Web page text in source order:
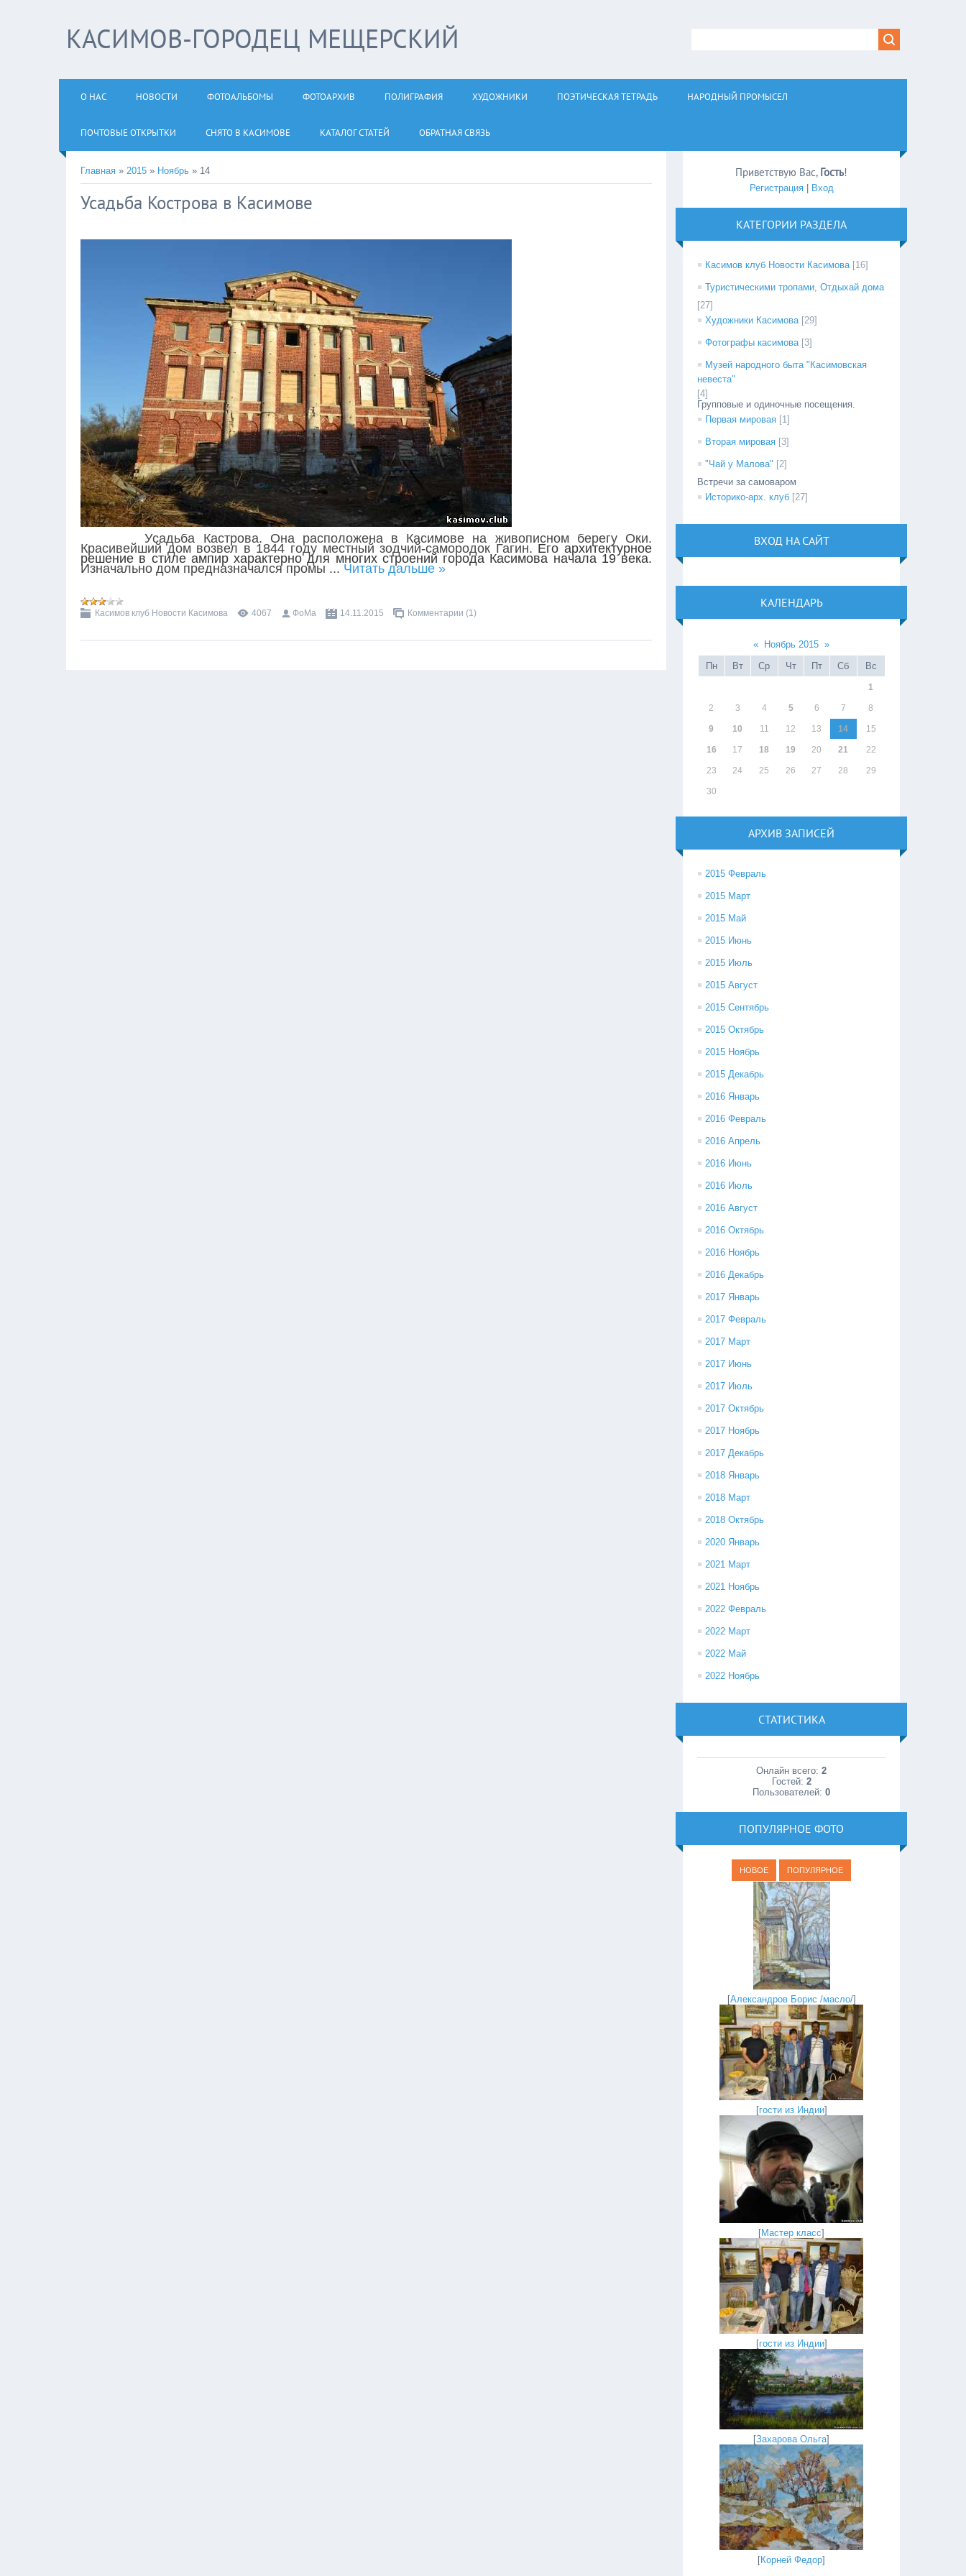
КАСИМОВ-ГОРОДЕЦ МЕЩЕРСКИЙ
О НАС НОВОСТИ ФОТОАЛЬБОМЫ ФОТОАРХИВ ПОЛИГРАФИЯ ХУДОЖНИКИ ПОЭТИЧЕСКАЯ ТЕТРАДЬ НАРОДНЫЙ ПРОМЫСЕЛ
ПОЧТОВЫЕ ОТКРЫТКИ СНЯТО В КАСИМОВЕ КАТАЛОГ СТАТЕЙ ОБРАТНАЯ СВЯЗЬ
Главная » 2015 » Ноябрь » 14
Усадьба Кострова в Касимове
Усадьба Кастрова. Она расположена в Касимове на живописном берегу Оки.
Красивейший дом возвел в 1844 году местный зодчий-самородок Гагин. Его архитектурное
решение в стиле ампир характерно для многих строений города Касимова начала 19 века.
Изначально дом предназначался промы ... Читать дальше »
Касимов клуб Новости Касимова 4067 ФоМа 14.11.2015 Комментарии (1)
Приветствую Вас, Гость!
Регистрация| Вход
КАТЕГОРИИ РАЗДЕЛА
Касимов клуб Новости Касимова [16]
Туристическими тропами, Отдыхай дома
[27]
Художники Касимова [29]
Фотографы касимова [3]
Музей народного быта "Касимовская
невеста"
[4]
Групповые и одиночные посещения.
Первая мировая [1]
Вторая мировая [3]
"Чай у Малова" [2]
Встречи за самоваром
Историко-арх. клуб [27]
ВХОД НА САЙТ
КАЛЕНДАРЬ
« Ноябрь 2015 »
Пн
Вт Ср Чт Пт Сб Вс
1
2 3 4 5 6 7 8
9 10 11 12 13 14 15
16 17 18 19 20 21 22
23 24 25 26 27 28 29
30
АРХИВ ЗАПИСЕЙ
2015 Февраль
2015 Март
2015 Май
2015 Июнь
2015 Июль
2015 Август
2015 Сентябрь
2015 Октябрь
2015 Ноябрь
2015 Декабрь
2016 Январь
2016 Февраль
2016 Апрель
2016 Июнь
2016 Июль
2016 Август
2016 Октябрь
2016 Ноябрь
2016 Декабрь
2017 Январь
2017 Февраль
2017 Март
2017 Июнь
2017 Июль
2017 Октябрь
2017 Ноябрь
2017 Декабрь
2018 Январь
2018 Март
2018 Октябрь
2020 Январь
2021 Март
2021 Ноябрь
2022 Февраль
2022 Март
2022 Май
2022 Ноябрь
СТАТИСТИКА
Онлайн всего:2
Гостей: 2
Пользователей:0
ПОПУЛЯРНОЕ ФОТО
[Александров Борис /масло/]
[гости из Индии]
[Мастер класс]
[гости из Индии]
[Захарова Ольга]
[Корней Федор]